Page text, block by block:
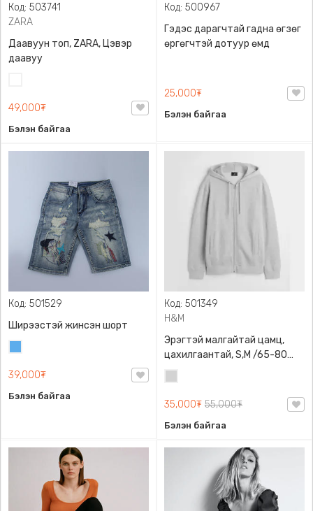
Код: 503741
ZARA
Даавуун топ, ZARA, Цэвэр
даавуу
49,000₮
Бэлэн байгаа
Код: 500967
Гэдэс дарагчтай гадна өгзөг
өргөгчтэй дотуур өмд
25,000₮
Бэлэн байгаа
Код: 501529
Ширээстэй жинсэн шорт
39,000₮
Бэлэн байгаа
Код: 501349
H&M
Эрэгтэй малгайтай цамц,
цахилгаантай, S,M /65-80
кг/, H&M, 0852614006,
Даавуу
35,000₮ 55,000₮
Бэлэн байгаа